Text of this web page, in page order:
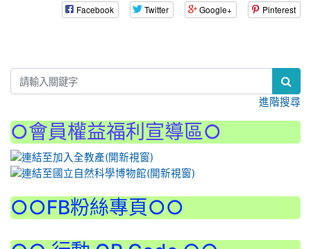
Facebook Twitter Google+ Pinterest
進階搜尋
○會員權益福利宣導區○
○○FB粉絲專頁○○